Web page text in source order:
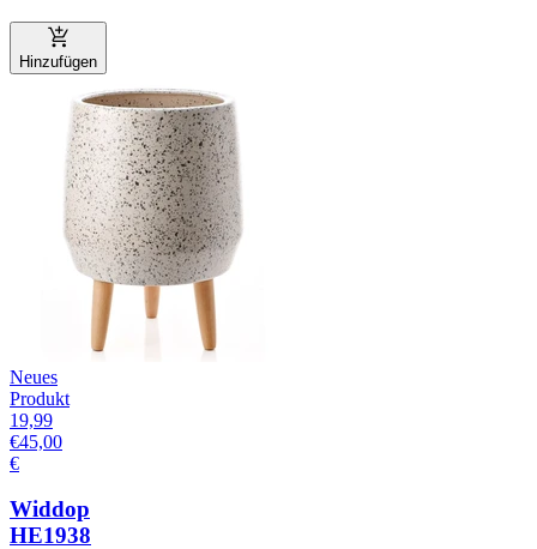
Hinzufügen
Neues
Produkt
19,99
€45,00
€
Widdop
HE1938